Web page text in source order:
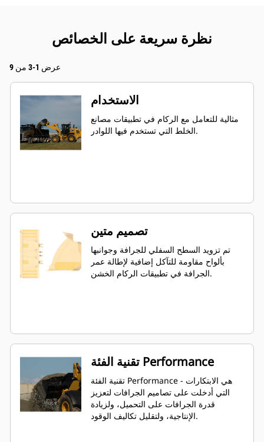
نظرة سريعة على الخصائص
عرض 1-3 من 9
الاستخدام
مثالية للتعامل مع الركام في تطبيقات مصانع
الخلط التي تستخدم فيها اللوادر.
تصميم متين
تم تزويد السطح السفلي للجرافة وجوانبها
بألواح مقاومة للتآكل إضافية لإطالة عمر
الجرافة في تطبيقات الركام الخشن.
تقنية الفئة Performance
تقنية الفئة Performance - هي الابتكارات
التي أدخلت على تصاميم الجرافات لتعزيز
قدرة الجرافات على التحميل، ولزيادة
الإنتاجية، ولتقليل تكاليف الوقود.